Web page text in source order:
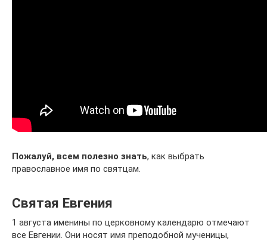
Пожалуй, всем полезно знать, как выбрать
православное имя по святцам.
Святая Евгения
1 августа именины по церковному календарю отмечают
все Евгении. Они носят имя преподобной мученицы,